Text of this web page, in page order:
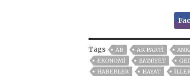
Tags AB AK PARTİ
EKONOMİ
EMNİYET
HABERLER
HAYAT